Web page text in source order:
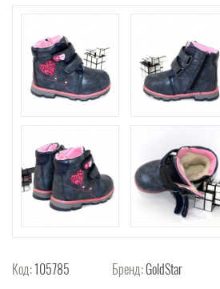
Код:105785 Бренд:GoldStar